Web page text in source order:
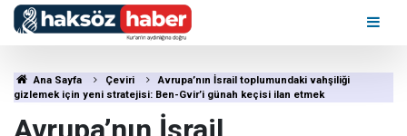
Ana Sayfa Çeviri
Avrupa’nın İsrail toplumundaki vahşiliği
gizlemek için yeni stratejisi: Ben-Gvir’i günah keçisi ilan etmek